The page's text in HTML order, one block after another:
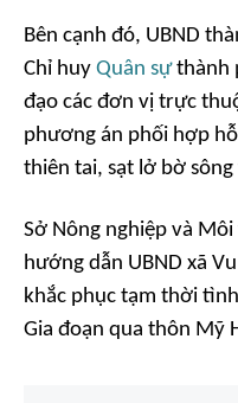
Bên cạnh đó, UBND
Chỉ huy Quân sựthành
đạo các đơn vị trực
phương án phối hợp
thiên tai, sạt lở bờ
Sở Nông nghiệp và
hướng dẫn UBND xã
khắc phục tạm thời
Gia đoạn qua thôn Mỹ